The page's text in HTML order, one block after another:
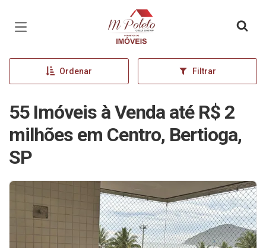
Página inicial
Ordenar Filtrar
55 Imóveis à Venda até R$ 2
milhões em Centro, Bertioga,
SP